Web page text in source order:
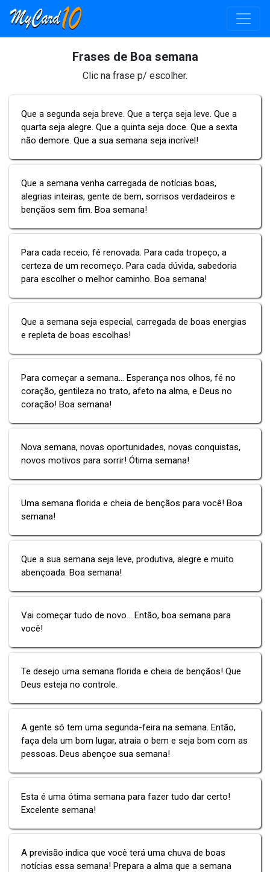
Frases de Boa semana
Clic na frase p/ escolher.
Que a segunda seja breve. Que a terça seja leve. Que a
quarta seja alegre. Que a quinta seja doce. Que a sexta
não demore. Que a sua semana seja incrível!
Que a semana venha carregada de notícias boas,
alegrias inteiras, gente de bem, sorrisos verdadeiros e
bençãos sem fim. Boa semana!
Para cada receio, fé renovada. Para cada tropeço, a
certeza de um recomeço. Para cada dúvida, sabedoria
para escolher o melhor caminho. Boa semana!
Que a semana seja especial, carregada de boas energias
e repleta de boas escolhas!
Para começar a semana... Esperança nos olhos, fé no
coração, gentileza no trato, afeto na alma, e Deus no
coração! Boa semana!
Nova semana, novas oportunidades, novas conquistas,
novos motivos para sorrir! Ótima semana!
Uma semana florida e cheia de bençãos para você! Boa
semana!
Que a sua semana seja leve, produtiva, alegre e muito
abençoada. Boa semana!
Vai começar tudo de novo... Então, boa semana para
você!
Te desejo uma semana florida e cheia de bençãos! Que
Deus esteja no controle.
A gente só tem uma segunda-feira na semana. Então,
faça dela um bom lugar, atraia o bem e seja bom com as
pessoas. Deus abençoe sua semana!
Esta é uma ótima semana para fazer tudo dar certo!
Excelente semana!
A previsão indica que você terá uma chuva de boas
notícias essa semana! Prepara a alma que a semana